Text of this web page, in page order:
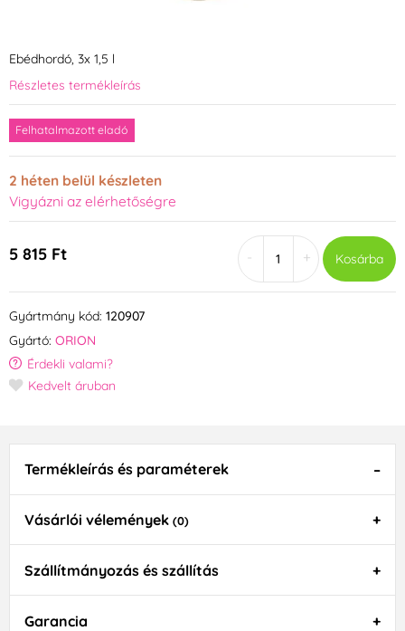
Ebédhordó, 3x 1,5 l
Részletes termékleírás
Felhatalmazott eladó
2 héten belül készleten
Vigyázni az elérhetőségre
5 815 Ft + Kosárba
Gyártmány kód: 120907
Gyártó: ORION
Érdekli valami?
Kedvelt áruban
Termékleírás és paraméterek
Vásárlói vélemények (0)
Szállítmányozás és szállítás
Garancia